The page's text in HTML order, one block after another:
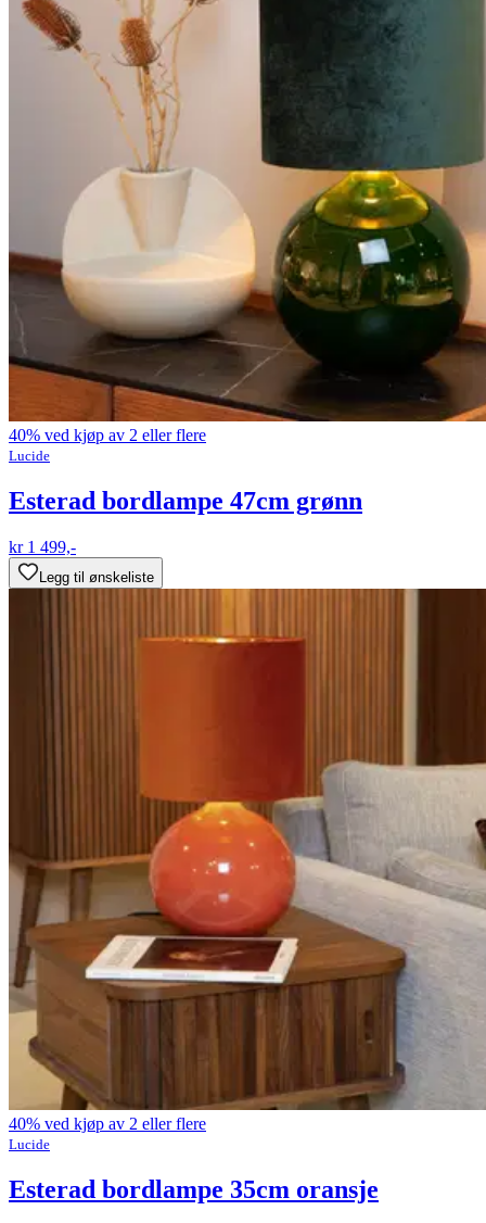
40% ved kjøp av 2 eller flere
Lucide
Esterad bordlampe 47cm grønn
kr 1 499,-
Legg til ønskeliste
40% ved kjøp av 2 eller flere
Lucide
Esterad bordlampe 35cm oransje